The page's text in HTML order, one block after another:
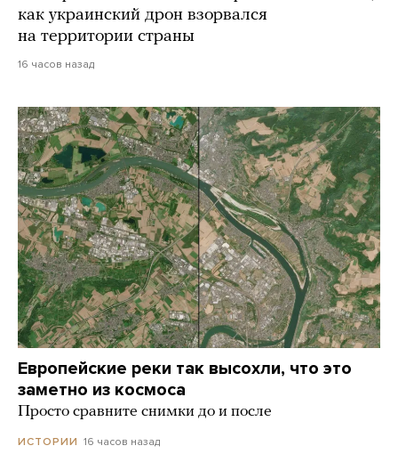
как украинский дрон взорвался
на территории страны
16 часов назад
Европейские реки так высохли, что это
заметно из космоса
Просто сравните снимки до и после
ИСТОРИИ 16 часов назад